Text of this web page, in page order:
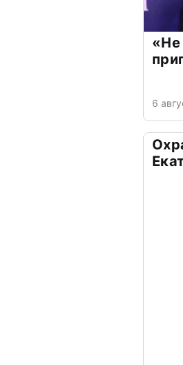
«Не
6